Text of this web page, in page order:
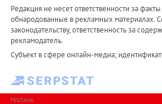
Редакция не несет ответственности за
обнародованные в рекламных материалах.
законодательству, ответственность за
рекламодатель.
Субъект в сфере онлайн-медиа;
РЕКЛАМА